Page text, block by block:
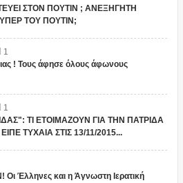
ΣΤΟΝ ΠΟΥΤΙΝ ; ΑΝΕΞΗΓΗΤΗ
ΤΟΥ ΠΟΥΤΙΝ;
1
! Τους άφησε όλους άφωνους
1
ΤΙ ΕΤΟΙΜΑΖΟΥΝ ΓΙΑ ΤΗΝ ΠΑΤΡΙΔΑ
ΤΥΧΑΙΑ ΣΤΙΣ 13/11/2015...
Έλληνες και η Άγνωστη Ιερατική